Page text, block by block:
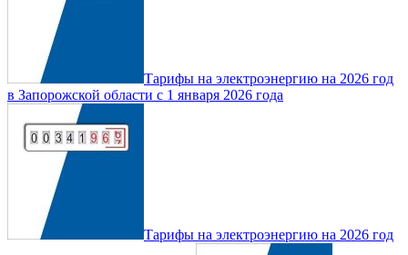
Тарифы на электроэнергию на 2026 год
в Запорожской области с 1 января 2026 года
Тарифы на электроэнергию на 2026 год